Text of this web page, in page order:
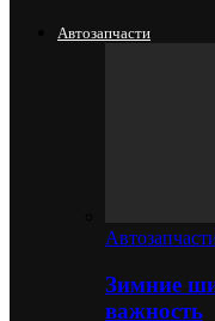
Автозапчасти
Зимние
важность